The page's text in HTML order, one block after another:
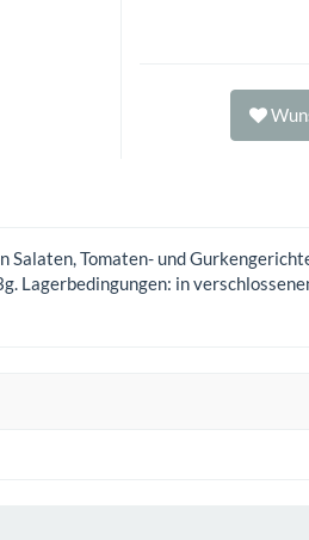
Tomaten- und
Lagerbedingungen: in